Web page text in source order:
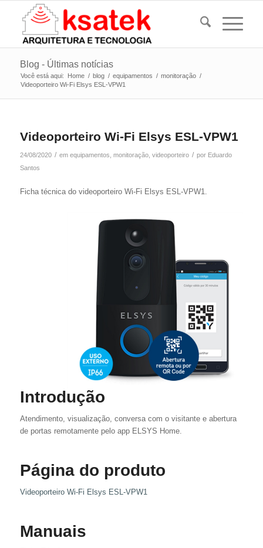
Blog - Últimas notícias
Você está aqui: Home / blog / equipamentos / monitoração /
Videoporteiro Wi-Fi Elsys ESL-VPW1
Videoporteiro Wi-Fi Elsys ESL-VPW1
24/08/2020 / em equipamentos monitoração, videoporteiro / por Eduardo
Santos
Ficha técnica do videoporteiro Wi-Fi Elsys ESL-VPW1.
Introdução
Atendimento, visualização, conversa com o visitante e abertura
de portas remotamente pelo app ELSYS Home.
Página do produto
Videoporteiro Wi-Fi Elsys ESL-VPW1
Manuais